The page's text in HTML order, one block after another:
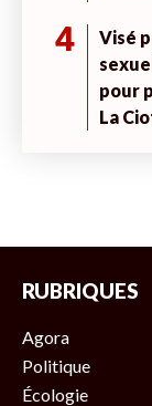
4
Visé
pour
La
RUBRIQUES
Agora
Politique
Écologie